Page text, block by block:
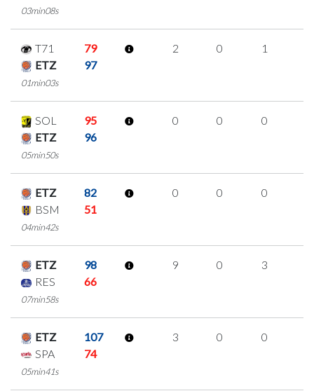
03min08s
T71
79
ETZ
97
01min03s
2 0 1
SOL
95
ETZ
96
05min50s
0 0 0
ETZ
82
BSM
51
04min42s
0 0 0
ETZ
98
RES
66
07min58s
9 0 3
ETZ
107
SPA
74
05min41s
3 0 0